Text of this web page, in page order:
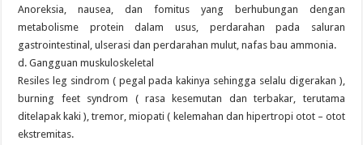
Anoreksia, nausea, dan fomitus yang berhubungan dengan
metabolisme protein dalam usus, perdarahan pada saluran
gastrointestinal, ulserasi dan perdarahan mulut, nafas bau ammonia.
d. Gangguan muskuloskeletal
Resiles leg sindrom ( pegal pada kakinya sehingga selalu digerakan ),
burning feet syndrom ( rasa kesemutan dan terbakar, terutama
ditelapak kaki ), tremor, miopati ( kelemahan dan hipertropi otot – otot
ekstremitas.